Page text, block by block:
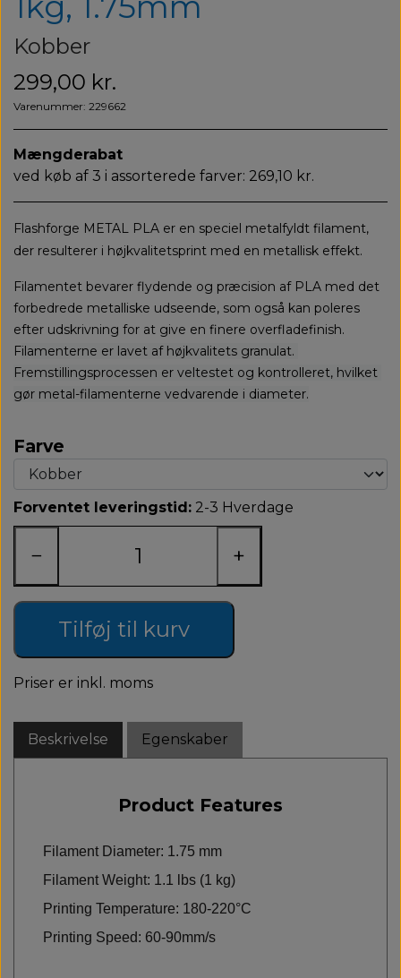
Kobber
299,00 kr.
Varenummer: 229662
Mængderabat
ved køb af 3 i assorterede farver: 269,10 kr.
Flashforge METAL PLA er en speciel metalfyldt filament,
der resulterer i højkvalitetsprint med en metallisk effekt.
Filamentet bevarer flydende og præcision af PLA med det
forbedrede metalliske udseende, som også kan poleres
efter udskrivning for at give en finere overfladefinish.
Filamenterne er lavet af højkvalitets granulat.
Fremstillingsprocessen er veltestet og kontrolleret, hvilket
gør metal-filamenterne vedvarende i diameter.
Farve
Forventet leveringstid: 2-3 Hverdage
− +
Tilføj til kurv
Priser er inkl. moms
Beskrivelse Egenskaber
Product Features
Filament Diameter: 1.75 mm
Filament Weight: 1.1 lbs (1 kg)
Printing Temperature: 180-220°C
Printing Speed: 60-90mm/s